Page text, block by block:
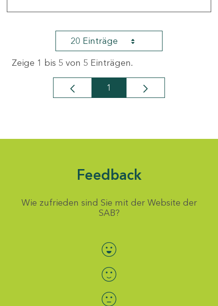
20 Einträge
Zeige 1 bis 5 von 5 Einträgen.
Seite
1
Feedback
Wie zufrieden sind Sie mit der Website der
SAB?
Bewertung auswählen